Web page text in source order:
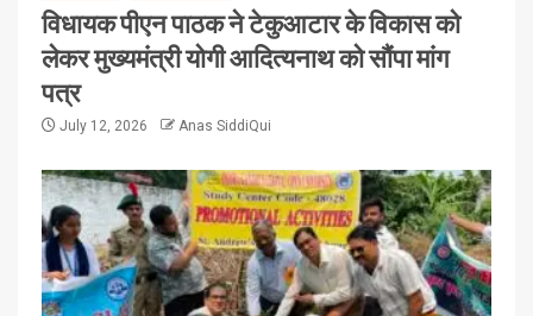
विधायक पीएन पाठक ने टेकुआटार के विकास को
लेकर मुख्यमंत्री योगी आदित्यनाथ को सौंपा मांग
पत्र
July 12, 2026 Anas SiddiQui